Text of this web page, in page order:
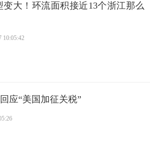
变大！环流面积接近13个浙江那么
10:05:42
应“美国加征关税”